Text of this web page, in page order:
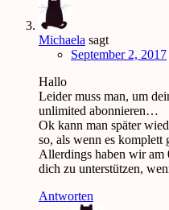
Michaela sagt
September 2, 2017
Hallo
Leider muss man, um
unlimited abonnieren…
Ok kann man später
so, als wenn es komplett
Allerdings haben wir am
dich zu unterstützen,
Antworten